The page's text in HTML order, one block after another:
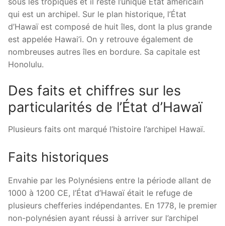
qui est un archipel. Sur le plan historique, l’État
d’Hawaï est composé de huit îles, dont la plus grande
est appelée Hawai’i. On y retrouve également de
nombreuses autres îles en bordure. Sa capitale est
Honolulu.
Des faits et chiffres sur les
particularités de l’État d’Hawaï
Plusieurs faits ont marqué l’histoire l’archipel Hawaï.
Faits historiques
Envahie par les Polynésiens entre la période allant de
1000 à 1200 CE, l’État d’Hawaï était le refuge de
plusieurs chefferies indépendantes. En 1778, le premier
non-polynésien ayant réussi à arriver sur l’archipel